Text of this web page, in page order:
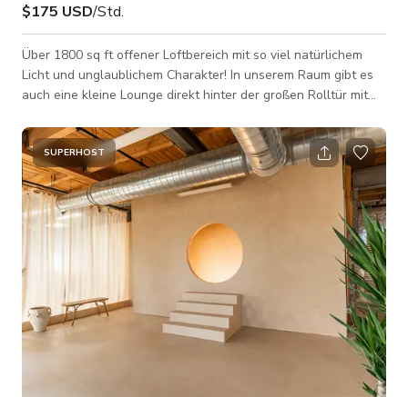
$175 USD/Std.
Über 1800 sq ft offener Loftbereich mit so viel natürlichem
Licht und unglaublichem Charakter! In unserem Raum gibt es
auch eine kleine Lounge direkt hinter der großen Rolltür mit
Sitzgelegenheit usw. Wenn Sie diesen Raum für eine Hochzeit
oder größere Veranstaltung suchen, haben Sie
möglicherweise auch Zugang zu unserem Foyer- und
Lobbybereich für leichte Dekoration und Beschilderung!
Hartholzböden, freiliegende Backsteinwän
SUPERHOST